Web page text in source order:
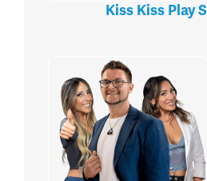
Kiss Kiss Play